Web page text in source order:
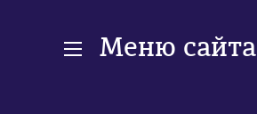
Меню сайта